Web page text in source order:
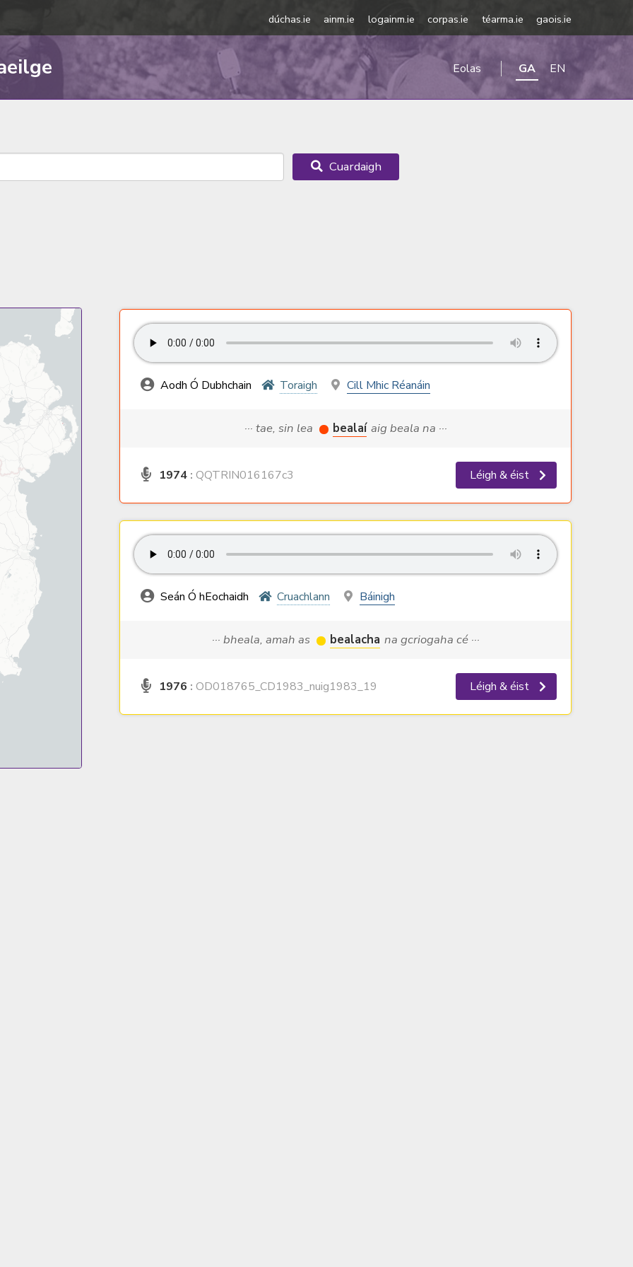
dúchas.ie ainm.ie logainm.ie corpas.ie téarma.ie gaois.ie
Eolas GA EN
Cuardaigh
Aodh Ó Dubhchain Toraigh Cill Mhic Réanáin
··· tae, sin lea bealaí aig beala na ···
1974 : QQTRIN016167c3 Léigh & éist
Seán Ó hEochaidh Cruachlann Báinigh
··· bheala, amah as bealacha na gcriogaha cé ···
1976 : OD018765_CD1983_nuig1983_19 Léigh & éist